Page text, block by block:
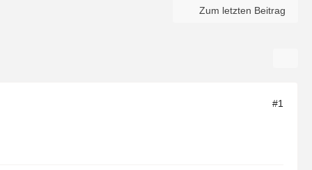
Zum letzten Beitrag
#1